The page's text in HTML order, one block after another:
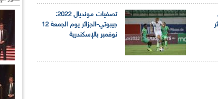
تصفيات مونديال 2022:
جيبوتي-الجزائر يوم الجمعة 12
نوفمبر بالإسكندرية